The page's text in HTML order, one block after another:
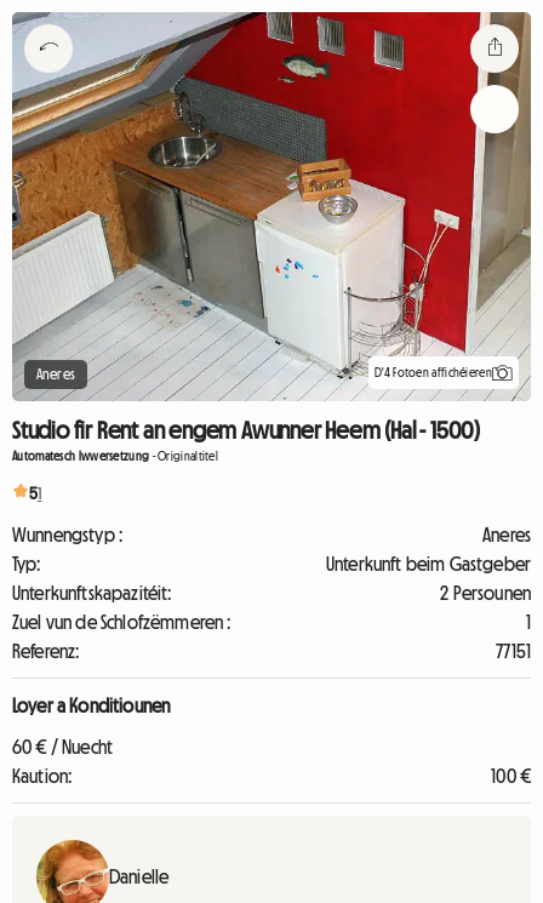
Aneres D'4 Fotoen affichéieren
Studio fir Rent an engem Awunner Heem (Hal - 1500)
Automatesch Iwwersetzung -Originaltitel
51
Wunnengstyp :
Aneres
Typ:
Unterkunft beim Gastgeber
Unterkunftskapazitéit:
2 Persounen
Zuel vun de Schlofzëmmeren :
1
Referenz:
77151
Loyer a Konditiounen
60 € / Nuecht
Kaution:
100 €
Danielle